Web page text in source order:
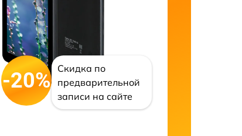
-20%
Скидка по
предварительной
записи на сайте